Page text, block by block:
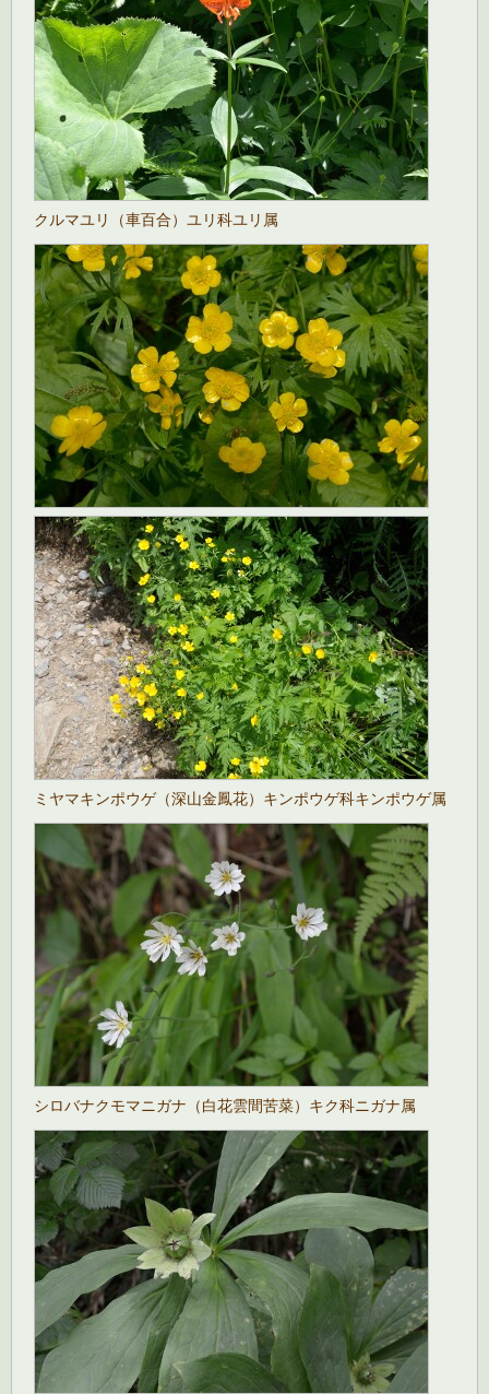
クルマユリ（車百合）ユリ科ユリ属
ミヤマキンポウゲ（深山金鳳花）キンポウゲ科キンポウゲ属
シロバナクモマニガナ（白花雲間苦菜）キク科ニガナ属